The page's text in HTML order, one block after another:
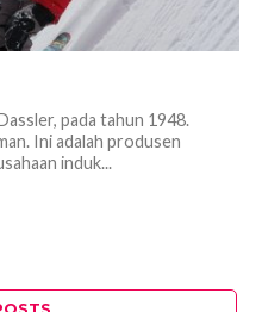
pada tahun 1948.
Ini adalah produsen
induk...